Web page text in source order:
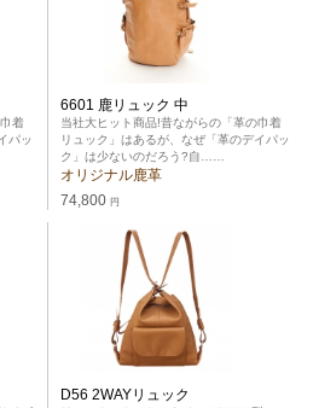
着
パッ
6601 鹿リュック 中
当社大ヒット商品!昔ながらの「革の巾着
リュック」はあるが、なぜ「革のデイパッ
ク」は少ないのだろう?自……
オリジナル鹿革
74,800 円
D56 2WAYリュック